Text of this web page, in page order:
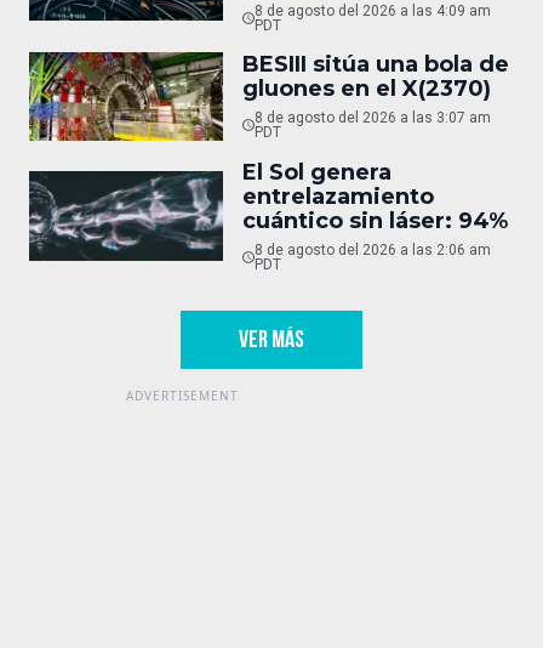
8 de agosto del 2026 a las 4:09 am
PDT
BESIII sitúa una bola de
gluones en el X(2370)
8 de agosto del 2026 a las 3:07 am
PDT
El Sol genera
entrelazamiento
cuántico sin láser: 94%
8 de agosto del 2026 a las 2:06 am
PDT
VER MÁS